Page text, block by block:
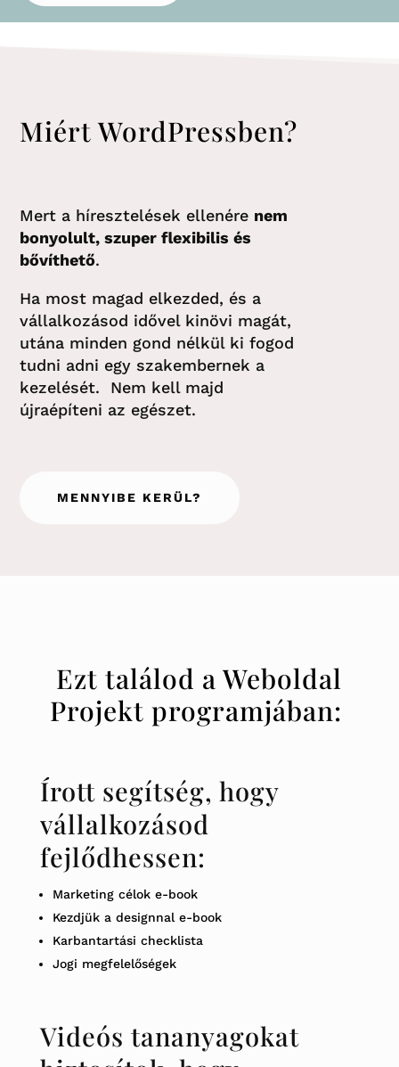
MiértWordPressben?
Mert a híresztelések ellenére nem
bonyolult, szuper flexibilis és
bővíthető.
Ha most magad elkezded, és a
vállalkozásod idővelkinövi magát,
utána minden gond nélkül ki fogod
tudni adni egy szakembernek a
kezelését. Nem kell majd
újraépíteni az egészet.
MENNYIBE KERÜL?
Ezt találod aWeboldal
Projekt programjában:
Írott segítség, hogy
vállalkozásod
fejlődhessen:
Marketing céloke-book
Kezdjük a designnal e-book
Karbantartási checklista
Jogi megfelelőségek
Videós tananyagokat